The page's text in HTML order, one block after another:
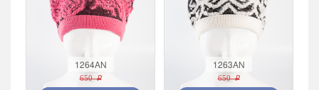
1264AN
650 r
1263AN
650 r